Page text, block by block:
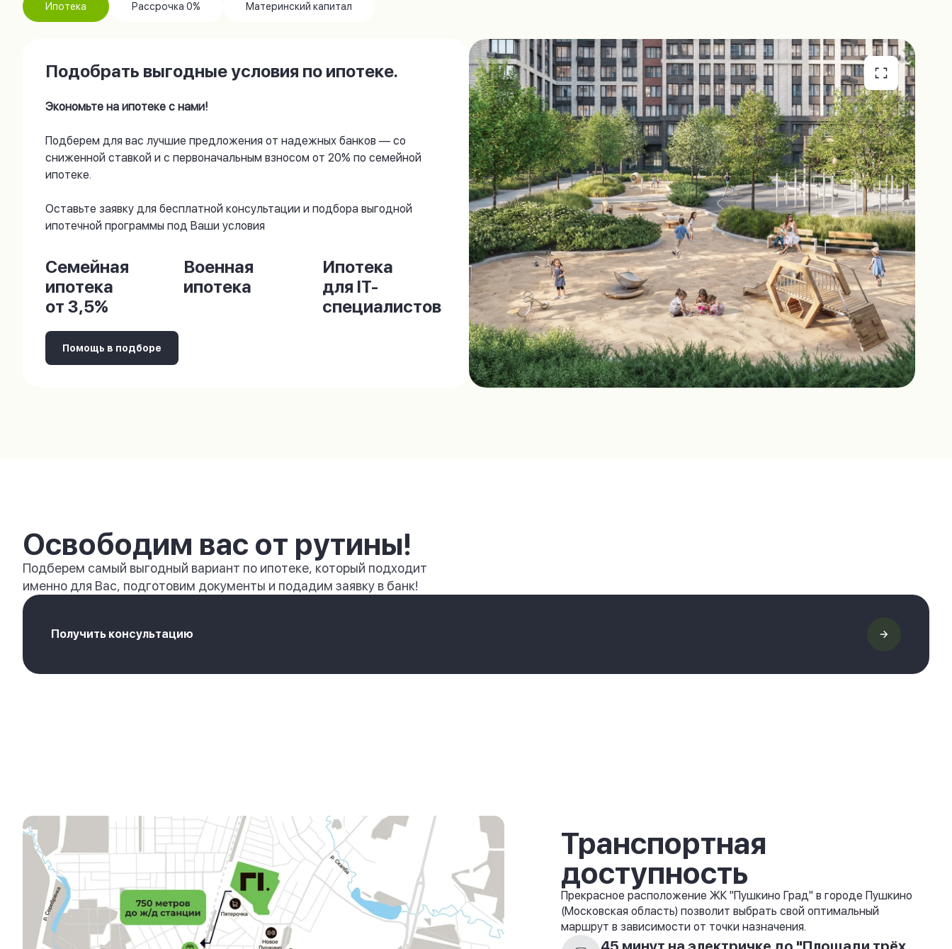
Ипотека Рассрочка 0% Материнский капитал
Подобрать выгодные условия по ипотеке.
Экономьте на ипотеке с нами!
Подберем для вас лучшие предложения от надежных банков — со
сниженной ставкой и с первоначальным взносом от 20% по семейной
ипотеке.
Оставьте заявку для бесплатной консультации и подбора выгодной
ипотечной программы под Ваши условия
Семейная
ипотека
от 3,5%
Военная
ипотека
Ипотека
для IT-
специалистов
Помощь в подборе
Освободим вас от рутины!
Подберем самый выгодный вариант по ипотеке, который подходит
именно для Вас, подготовим документы и подадим заявку в банк!
Получить консультацию
Транспортная
доступность
Прекрасное расположение ЖК "Пушкино Град" в городе Пушкино
(Московская область) позволит выбрать свой оптимальный
маршрут в зависимости от точки назначения.